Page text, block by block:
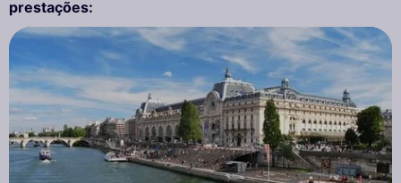
prestações: